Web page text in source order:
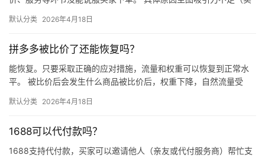
评少、…
默认分类 2026年4月18日
拼多多被比价了还能恢复吗？
能恢复。只要采取正确的应对措施，流量和权重可以恢复到正常水
平。 被比价后会发生什么商品被比价后，权重下降，自然流量受
网价格…
默认分类 2026年4月18日
1688可以代付款吗？
1688支持代付款，买家可以邀请他人（亲友或代付服务商）帮忙支